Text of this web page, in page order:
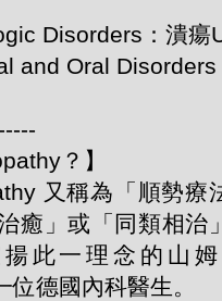
Disorders：潰瘍
and Oral
？】
又稱為「順勢療
癒」或「同類相治
此一理念的山
德國內科醫生。